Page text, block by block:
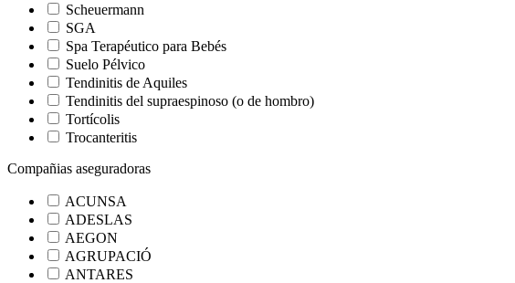
Scheuermann
SGA
Spa Terapéutico para Bebés
Suelo Pélvico
Tendinitis de Aquiles
Tendinitis del supraespinoso (o de hombro)
Tortícolis
Trocanteritis
Compañias aseguradoras
ACUNSA
ADESLAS
AEGON
AGRUPACIÓ
ANTARES